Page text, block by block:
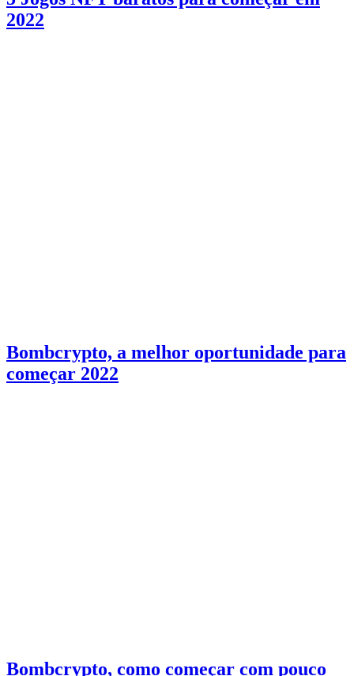
2022
Bombcrypto, a melhor oportunidade para
começar 2022
Bombcrypto, como começar com pouco